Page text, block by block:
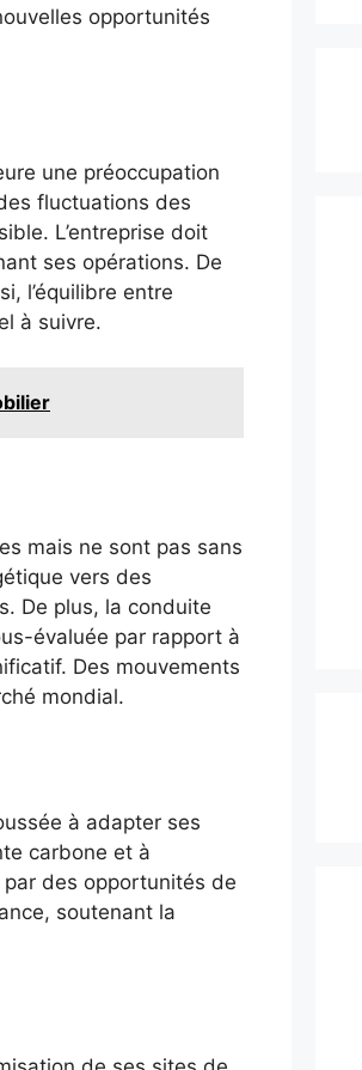
opportunités
une préoccupation
fluctuations des
L’entreprise doit
ses opérations. De
l’équilibre entre
à suivre.
mais ne sont pas sans
vers des
De plus, la conduite
évaluée par rapport à
Des mouvements
mondial.
à adapter ses
carbone et à
par des opportunités de
soutenant la